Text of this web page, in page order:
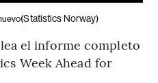
(Statistics Norway)
el informe completo
Week Ahead for